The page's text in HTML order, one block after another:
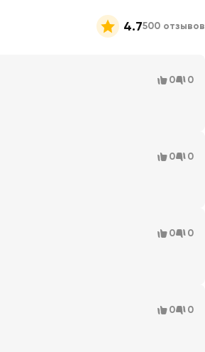
4.7500 отзывов
0 0
0 0
0 0
0 0